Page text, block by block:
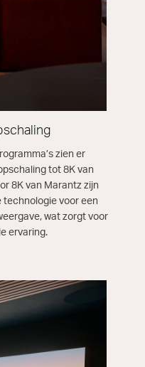
zien er
tot 8K van
8K van Marantz zijn
voor een
wat zorgt voor
ervaring.